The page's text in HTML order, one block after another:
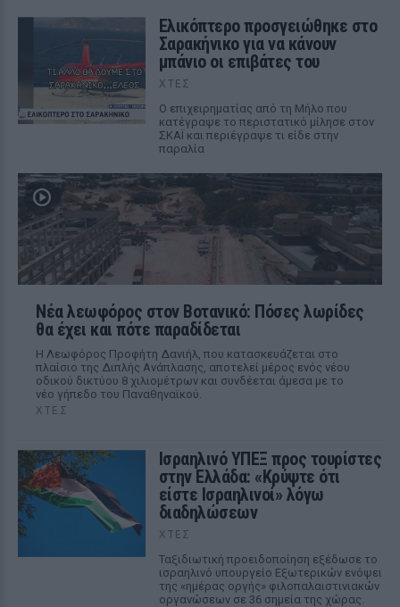
Ελικόπτερο προσγειώθηκε στο
Σαρακήνικο για να κάνουν
μπάνιο οι επιβάτες του
ΧΤΕΣ
Ο επιχειρηματίας από τη Μήλο που
κατέγραψε το περιστατικό μίλησε στον
ΣΚΑΪ και περιέγραψε τι είδε στην
παραλία
Νέα λεωφόρος στον Βοτανικό: Πόσες λωρίδες
θα έχει και πότε παραδίδεται
Η Λεωφόρος Προφήτη Δανιήλ, που κατασκευάζεται στο
πλαίσιο της Διπλής Ανάπλασης, αποτελεί μέρος ενός νέου
οδικού δικτύου 8 χιλιομέτρων και συνδέεται άμεσα με το
νέο γήπεδο του Παναθηναϊκού.
ΧΤΕΣ
Ισραηλινό ΥΠΕΞ προς τουρίστες
στην Ελλάδα: «Κρύψτε ότι
είστε Ισραηλινοί» λόγω
διαδηλώσεων
ΧΤΕΣ
Ταξιδιωτική προειδοποίηση εξέδωσε το
ισραηλινό υπουργείο Εξωτερικών ενόψει
της «ημέρας οργής» φιλοπαλαιστινιακών
οργανώσεων σε 36 σημεία της χώρας.